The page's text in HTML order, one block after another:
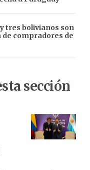
tres bolivianos son
compradores de
sección